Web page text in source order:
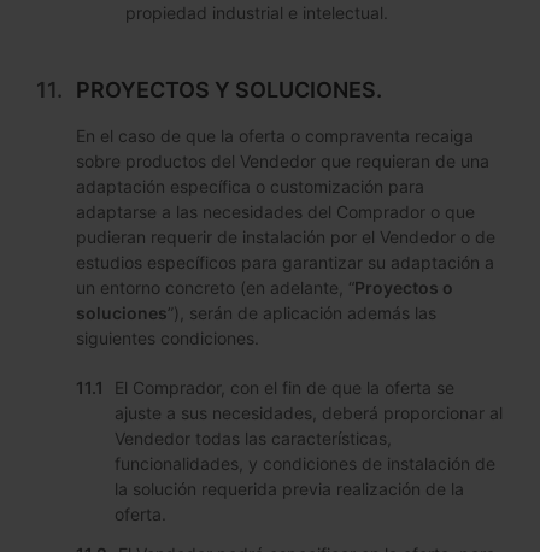
propiedad industrial e intelectual.
PROYECTOS Y SOLUCIONES.
En el caso de que la oferta o compraventa recaiga
sobre productos del Vendedor que requieran de una
adaptación específica o customización para
adaptarse a las necesidades del Comprador o que
pudieran requerir de instalación por el Vendedor o de
estudios específicos para garantizar su adaptación a
un entorno concreto (en adelante, “Proyectos o
soluciones”), serán de aplicación además las
siguientes condiciones.
El Comprador, con el fin de que la oferta se
ajuste a sus necesidades, deberá proporcionar al
Vendedor todas las características,
funcionalidades, y condiciones de instalación de
la solución requerida previa realización de la
oferta.